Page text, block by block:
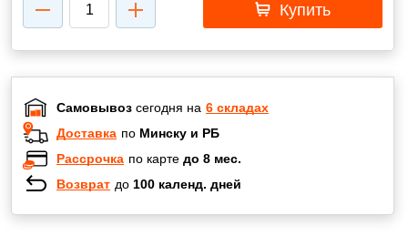
Купить
Самовывоз сегодня на 6 складах
Доставка по Минску и РБ
Рассрочка по карте до 8 мес.
Возврат до 100 календ. дней